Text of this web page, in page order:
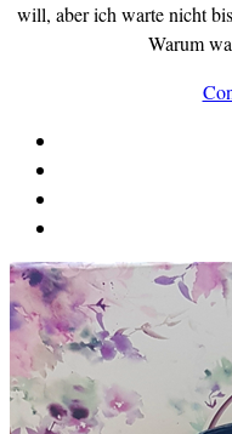
will, aber ich warte nicht
Warum